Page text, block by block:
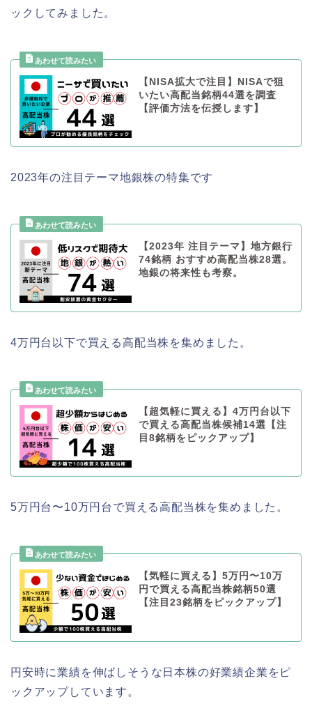
ックしてみました。
【NISA拡大で注目】NISAで狙
いたい高配当銘柄44選を調査
【評価方法を伝授します】
2023年の注目テーマ地銀株の特集です
【2023年 注目テーマ】地方銀行
74銘柄 おすすめ高配当株28選。
地銀の将来性も考察。
4万円台以下で買える高配当株を集めました。
【超気軽に買える】4万円台以下
で買える高配当株候補14選【注
目8銘柄をピックアップ】
5万円台〜10万円台で買える高配当株を集めました。
【気軽に買える】5万円〜10万
円で買える高配当株銘柄50選
【注目23銘柄をピックアップ】
円安時に業績を伸ばしそうな日本株の好業績企業をピ
ックアップしています。